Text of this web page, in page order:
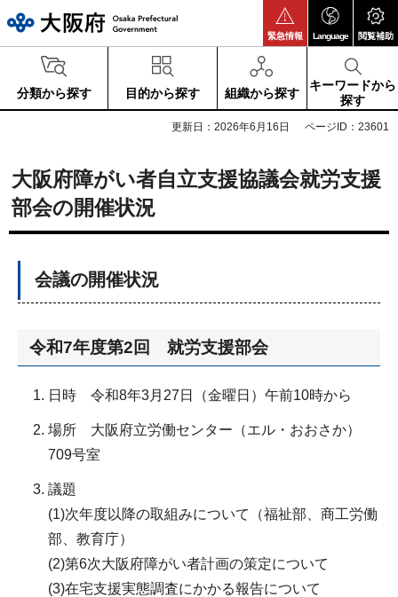
緊急情報 Language 閲覧補助
分類から探す 目的から探す 組織から探す
キーワードから
探す
更新日：2026年6月16日 ページID：23601
大阪府障がい者自立支援協議会就労支援
部会の開催状況
会議の開催状況
令和7年度第2回 就労支援部会
日時 令和8年3月27日（金曜日）午前10時から
場所 大阪府立労働センター（エル・おおさか）
709号室
議題
(1)次年度以降の取組みについて（福祉部、商工労働
部、教育庁）
(2)第6次大阪府障がい者計画の策定について
(3)在宅支援実態調査にかかる報告について